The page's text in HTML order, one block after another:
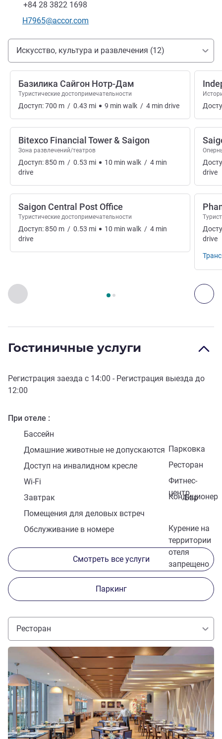
Факс
+84 28 3822 1698
Контактный адрес электронной почты
H7965@accor.com
Доступ и транспорт
Искусство, культура и развлечения (12)
Назад - Искусство, культура и развлечения
Страница , Искусство, культура и развлечения 1 :,
Базилика Сайгон Нотр-Дам
Туристические достопримечательности
Доступ:700 m / 0.43 mi 9 min walk / 4 min drive
Bitexco Financial Tower & Saigon
Зона развлечений/театров
Доступ:850 m / 0.53 mi 10 min walk / 4 min
drive
Saigon Central Post Office
Туристические достопримечательности
Доступ:850 m / 0.53 mi 10 min walk / 4 min
drive
drive
drive
Гостиничные услуги
Регистрация заезда с 14:00 - Регистрация выезда до
12:00
При отеле
Бассейн
Парковка
Домашние животные не допускаются
Ресторан
Доступ на инвалидном кресле
Фитнес-
центр
Wi-Fi
Кондиционер
Завтрак
Бар
Помещения для деловых встреч
Курение на
территории
отеля
запрещено
Обслуживание в номере
Смотреть все услуги
Паркинг
Ресторан
Подробная информация